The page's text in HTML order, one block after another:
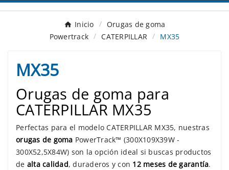
Inicio
Orugas de goma
Powertrack
CATERPILLAR MX35
MX35
Orugas de goma para
CATERPILLAR MX35
Perfectas para el modelo CATERPILLAR MX35, nuestras
orugas de goma PowerTrack™ (300X109X39W -
300X52,5X84W) son la opción ideal si buscas productos
de alta calidad, duraderos y con 12 meses de garantía.